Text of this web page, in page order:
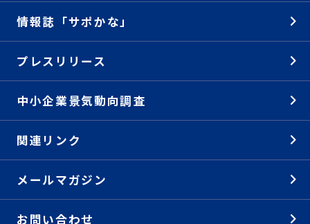
情報誌「サポかな」
プレスリリース
中小企業景気動向調査
関連リンク
メールマガジン
お問い合わせ